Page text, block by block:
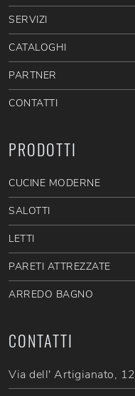
SERVIZI
CATALOGHI
PARTNER
CONTATTI
PRODOTTI
CUCINE MODERNE
SALOTTI
LETTI
PARETI ATTREZZATE
ARREDO BAGNO
CONTATTI
Via dell' Artigianato, 12